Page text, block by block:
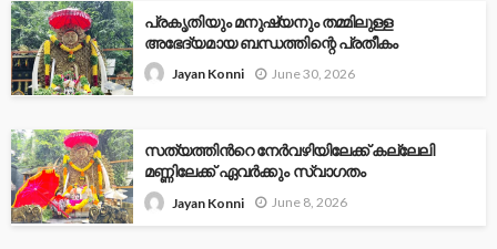
പ്രകൃതിയും മനുഷ്യനും തമ്മിലുള്ള
അഭേദ്യമായ ബന്ധത്തിന്റെ പ്രതീകം
Jayan Konni June 30, 2026
സത്യത്തിന്‍റെ നേര്‍വഴിയിലേക്ക് കല്ലേലി
മണ്ണിലേക്ക് ഏവർക്കും സ്വാഗതം
Jayan Konni June 8, 2026